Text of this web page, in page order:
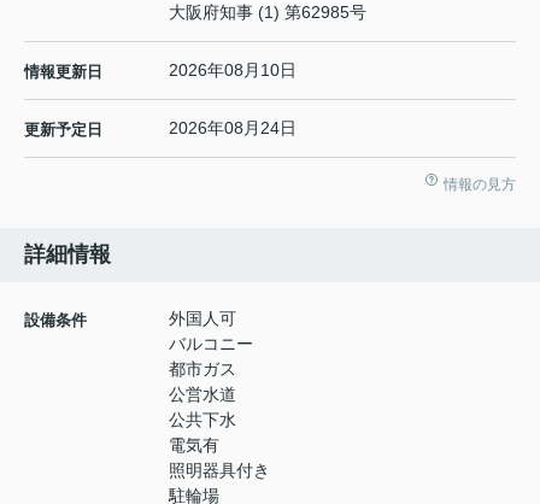
大阪府知事 (1) 第62985号
情報更新日 2026年08月10日
更新予定日 2026年08月24日
情報の見方
詳細情報
設備条件
外国人可
バルコニー
都市ガス
公営水道
公共下水
電気有
照明器具付き
駐輪場